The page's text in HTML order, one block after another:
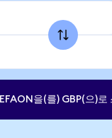
IEFAON을(를) GBP(으)로